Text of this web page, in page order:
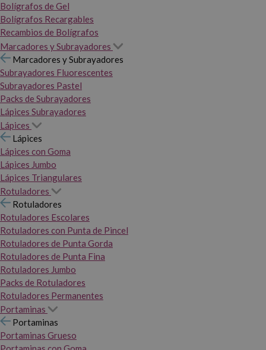
Bolígrafos de Gel
Bolígrafos Recargables
Recambios de Bolígrafos
Marcadores y Subrayadores
Marcadores y Subrayadores
Subrayadores Fluorescentes
Subrayadores Pastel
Packs de Subrayadores
Lápices Subrayadores
Lápices
Lápices
Lápices con Goma
Lápices Jumbo
Lápices Triangulares
Rotuladores
Rotuladores
Rotuladores Escolares
Rotuladores con Punta de Pincel
Rotuladores de Punta Gorda
Rotuladores de Punta Fina
Rotuladores Jumbo
Packs de Rotuladores
Rotuladores Permanentes
Portaminas
Portaminas
Portaminas Grueso